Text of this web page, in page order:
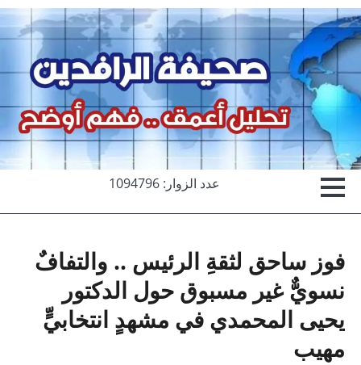
Skip
to
content
عدد الزوار: 1094796
فوز ساحق لثقةِ الرئيس .. والتفافٌ
نسويٌّ غير مسبوق حول الدكتور
يحيى المحمدي في مشهدٍ انتخابيٍّ
مهيب